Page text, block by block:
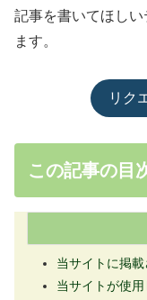
記事を書いてほし
ます。
リク
この記事の目
当サイトに掲
当サイトが使